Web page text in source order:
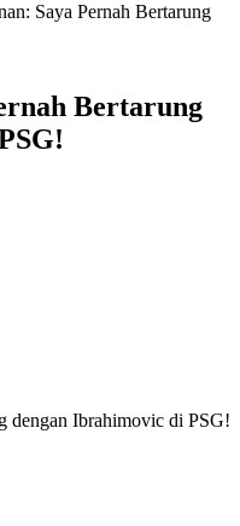
Saya Pernah Bertarung
Bertarung
dengan Ibrahimovic di PSG!